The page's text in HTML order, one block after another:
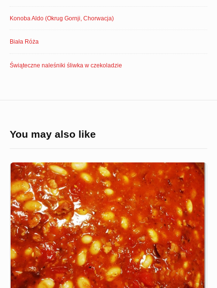
Konoba Aldo (Okrug Gornji, Chorwacja)
Biała Róża
Świąteczne naleśniki śliwka w czekoladzie
You may also like
Fasolka
po
bretońsku